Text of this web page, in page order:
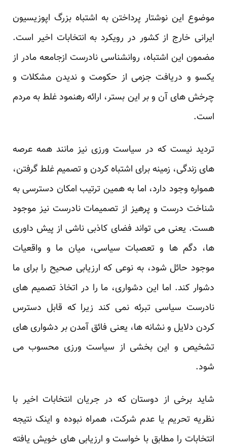
موضوع این نوشتار پرداختن به اشتباه بزرگ اپوزیسیون
ایرانی خارج از کشور در رویکرد به انتخابات اخیر است.
مضمون این اشتباه، روانشناسی نادرست ازجامعه مادر از
یکسو و دریافت جزمی از حکومت و ندیدن مشکلات و
چرخش های آن و بر این بستر، ارائه رهنمود غلط به مردم
است.
تردید نیست که در سیاست ورزی نیز مانند همه عرصه
های زندگی، زمینه برای اشتباه کردن و تصمیم غلط گرفتن،
همواره وجود دارد، اما به همین ترتیب امکان دسترسی به
شناخت درست و پرهیز از تصمیمات نادرست نیز موجود
هست. یعنی می تواند فضای کاذبی ناشی از پیش داوری
ها، دگم ها و تعصبات سیاسی، میان ما و واقعیات
موجود حائل شود، به نوعی که ارزیابی صحیح را برای ما
دشوار کند. اما این دشواری، ما را در اتخاذ تصمیم های
نادرست سیاسی تبرئه نمی کند زیرا که قابل دسترس
کردن دلایل و نشانه ها، یعنی فائق آمدن بر دشواری های
تشخیص و این بخشی از سیاست ورزی محسوب می
شود.
شاید برخی از دوستان که در جریان انتخابات اخیر با
نظریه تحریم یا عدم شرکت، همراه نبوده و اینک نتیجه
انتخابات را مطابق با خواست و ارزیابی های خویش یافته